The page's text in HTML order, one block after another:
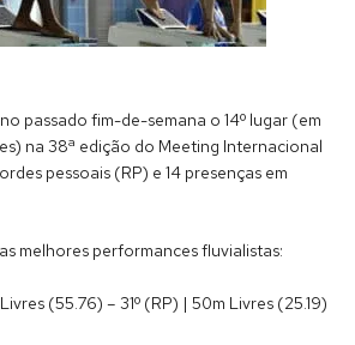
passado fim-de-semana o 14º lugar (em
na 38ª edição do Meeting Internacional
pessoais (RP) e 14 presenças em
melhores performances fluvialistas:
(55.76) – 31º (RP) | 50m Livres (25.19)